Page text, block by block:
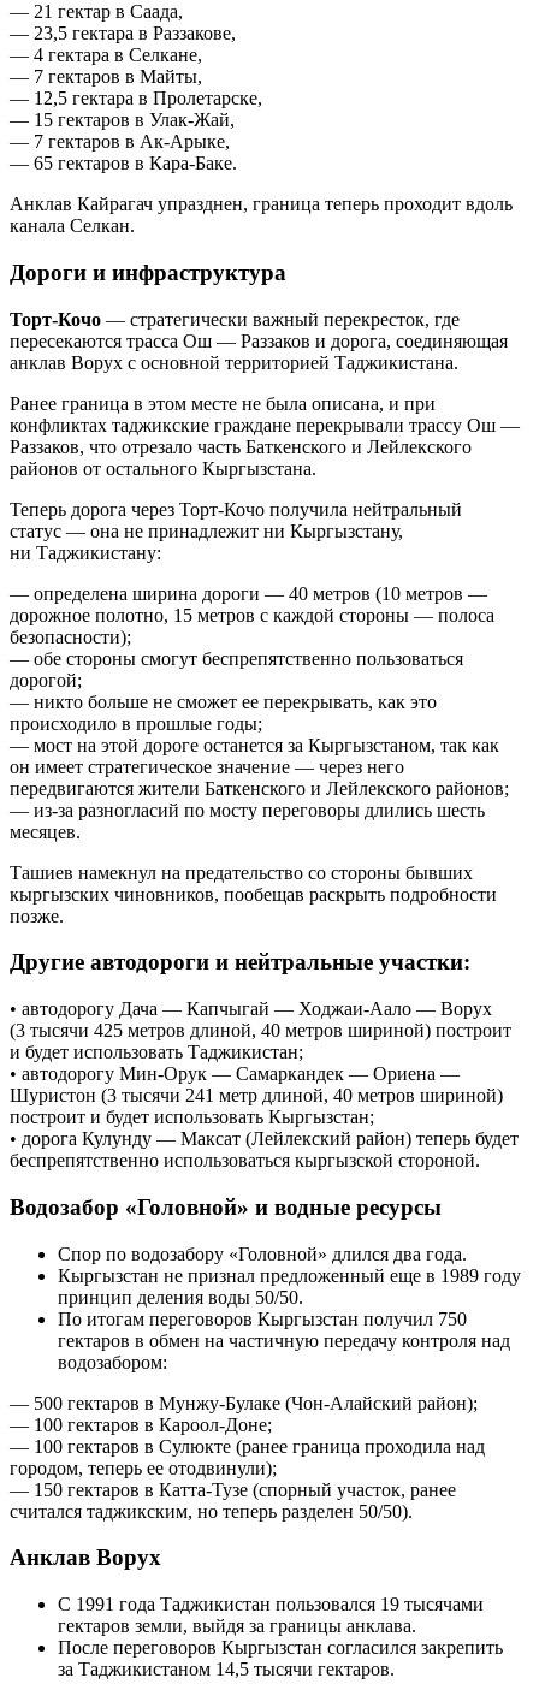
— 21 гектар в Саада,
— 23,5 гектара в Раззакове,
— 4 гектара в Селкане,
— 7 гектаров в Майты,
— 12,5 гектара в Пролетарске,
— 15 гектаров в Улак-Жай,
— 7 гектаров в Ак-Арыке,
— 65 гектаров в Кара-Баке.
Анклав Кайрагач упразднен, граница теперь проходит вдоль
канала Селкан.
Дороги и инфраструктура
Торт-Кочо — стратегически важный перекресток, где
пересекаются трасса Ош — Раззаков и дорога, соединяющая
анклав Ворух с основной территорией Таджикистана.
Ранее граница в этом месте не была описана, и при
конфликтах таджикские граждане перекрывали трассу Ош —
Раззаков, что отрезало часть Баткенского и Лейлекского
районов от остального Кыргызстана.
Теперь дорога через Торт-Кочо получила нейтральный
статус — она не принадлежит ни Кыргызстану,
ни Таджикистану:
— определена ширина дороги — 40 метров (10 метров —
дорожное полотно, 15 метров с каждой стороны — полоса
безопасности);
— обе стороны смогут беспрепятственно пользоваться
дорогой;
— никто больше не сможет ее перекрывать, как это
происходило в прошлые годы;
— мост на этой дороге останется за Кыргызстаном, так как
он имеет стратегическое значение — через него
передвигаются жители Баткенского и Лейлекского районов;
— из-за разногласий по мосту переговоры длились шесть
месяцев.
Ташиев намекнул на предательство со стороны бывших
кыргызских чиновников, пообещав раскрыть подробности
позже.
Другие автодороги и нейтральные участки:
• автодорогу Дача — Капчыгай — Ходжаи-Аало — Ворух
(3 тысячи 425 метров длиной, 40 метров шириной) построит
и будет использовать Таджикистан;
• автодорогу Мин-Орук — Самаркандек — Ориена —
Шуристон (3 тысячи 241 метр длиной, 40 метров шириной)
построит и будет использовать Кыргызстан;
• дорога Кулунду — Максат (Лейлекский район) теперь будет
беспрепятственно использоваться кыргызской стороной.
Водозабор «Головной» и водные ресурсы
Спор по водозабору «Головной» длился два года.
Кыргызстан не признал предложенный еще в 1989 году
принцип деления воды 50/50.
По итогам переговоров Кыргызстан получил 750
гектаров в обмен на частичную передачу контроля над
водозабором:
— 500 гектаров в Мунжу-Булаке (Чон-Алайский район);
— 100 гектаров в Кароол-Доне;
— 100 гектаров в Сулюкте (ранее граница проходила над
городом, теперь ее отодвинули);
— 150 гектаров в Катта-Тузе (спорный участок, ранее
считался таджикским, но теперь разделен 50/50).
Анклав Ворух
С 1991 года Таджикистан пользовался 19 тысячами
гектаров земли, выйдя за границы анклава.
После переговоров Кыргызстан согласился закрепить
за Таджикистаном 14,5 тысячи гектаров.